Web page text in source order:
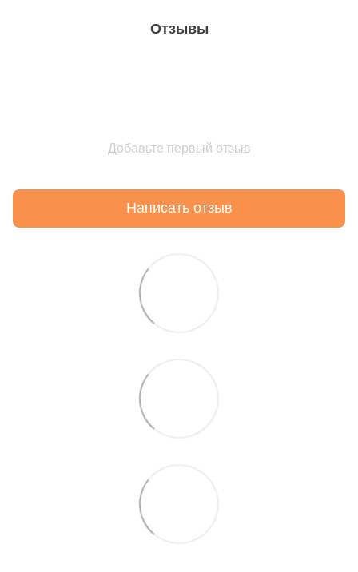
Отзывы
Добавьте первый отзыв
Написать отзыв